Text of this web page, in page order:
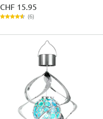
CHF 15.95
(6)